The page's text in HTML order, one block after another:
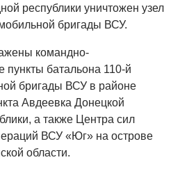
республики уничтожен узел
бригады ВСУ.
командно-
пункты батальона 110-й
бригады ВСУ в районе
Авдеевка Донецкой
а также Центра сил
ВСУ «Юг» на острове
области.